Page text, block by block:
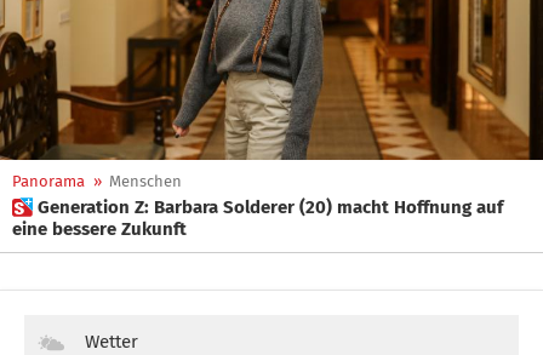
Panorama » Menschen
 Generation Z: Barbara Solderer (20) macht Hoffnung auf
eine bessere Zukunft
Wetter